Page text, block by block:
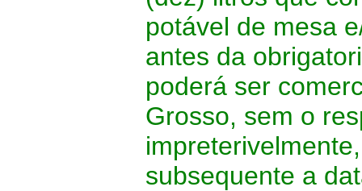
potável de mesa
antes da
poderá ser
Grosso, sem o
subsequente a